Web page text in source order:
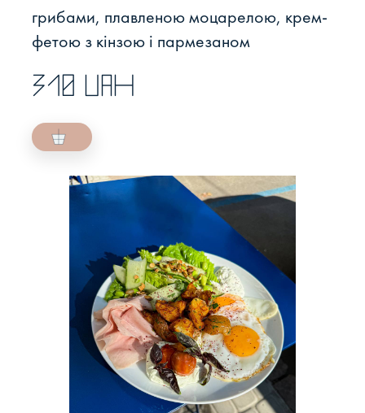
грибами, плавленою моцарелою, крем-
фетою з кінзою і пармезаном
310 UAH